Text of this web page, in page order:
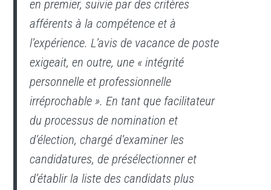
en premier, suivie par des critères
afférents à la compétence et à
l’expérience. L’avis de vacance de poste
exigeait, en outre, une « intégrité
personnelle et professionnelle
irréprochable ». En tant que facilitateur
du processus de nomination et
d’élection, chargé d’examiner les
candidatures, de présélectionner et
d’établir la liste des candidats plus